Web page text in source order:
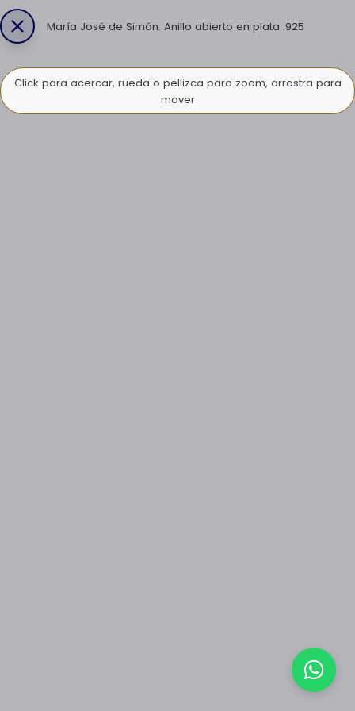
María José de Simón. Anillo abierto en plata .925
Click para acercar, rueda o pellizca para zoom, arrastra para
mover